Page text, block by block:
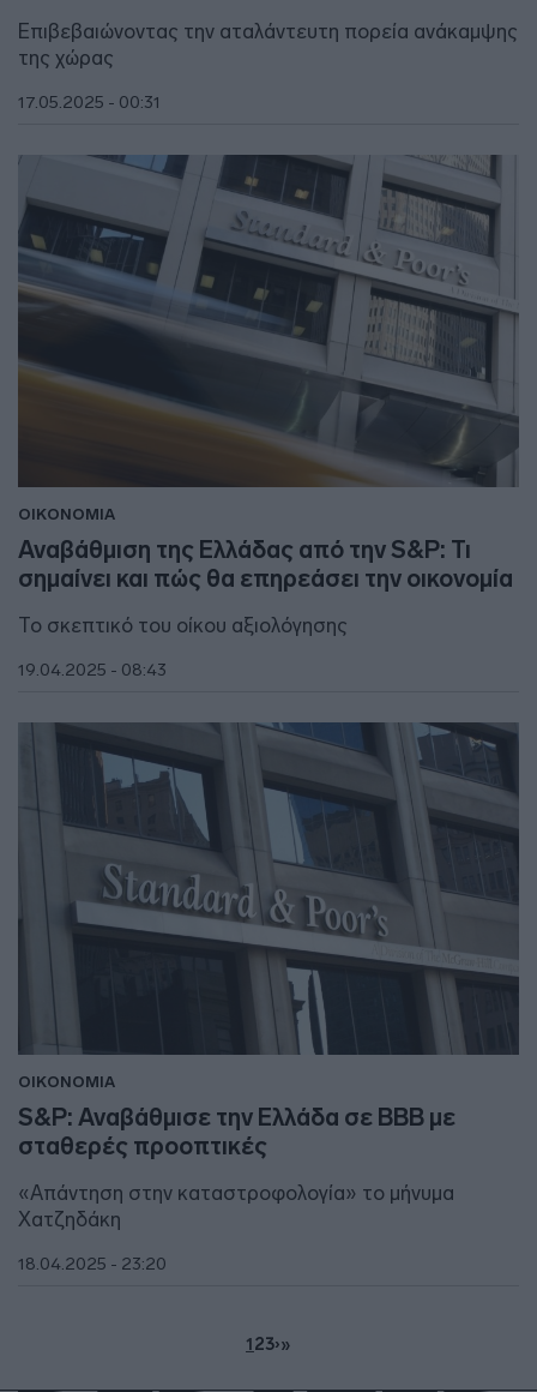
Επιβεβαιώνοντας την αταλάντευτη πορεία ανάκαμψης
της χώρας
17.05.2025 - 00:31
ΟΙΚΟΝΟΜΙΑ
Αναβάθμιση της Ελλάδας από την S&P: Τι
σημαίνει και πώς θα επηρεάσει την οικονομία
Το σκεπτικό του οίκου αξιολόγησης
19.04.2025 - 08:43
ΟΙΚΟΝΟΜΙΑ
S&P: Αναβάθμισε την Ελλάδα σε ΒΒΒ με
σταθερές προοπτικές
«Απάντηση στην καταστροφολογία» το μήνυμα
Χατζηδάκη
18.04.2025 - 23:20
123›»